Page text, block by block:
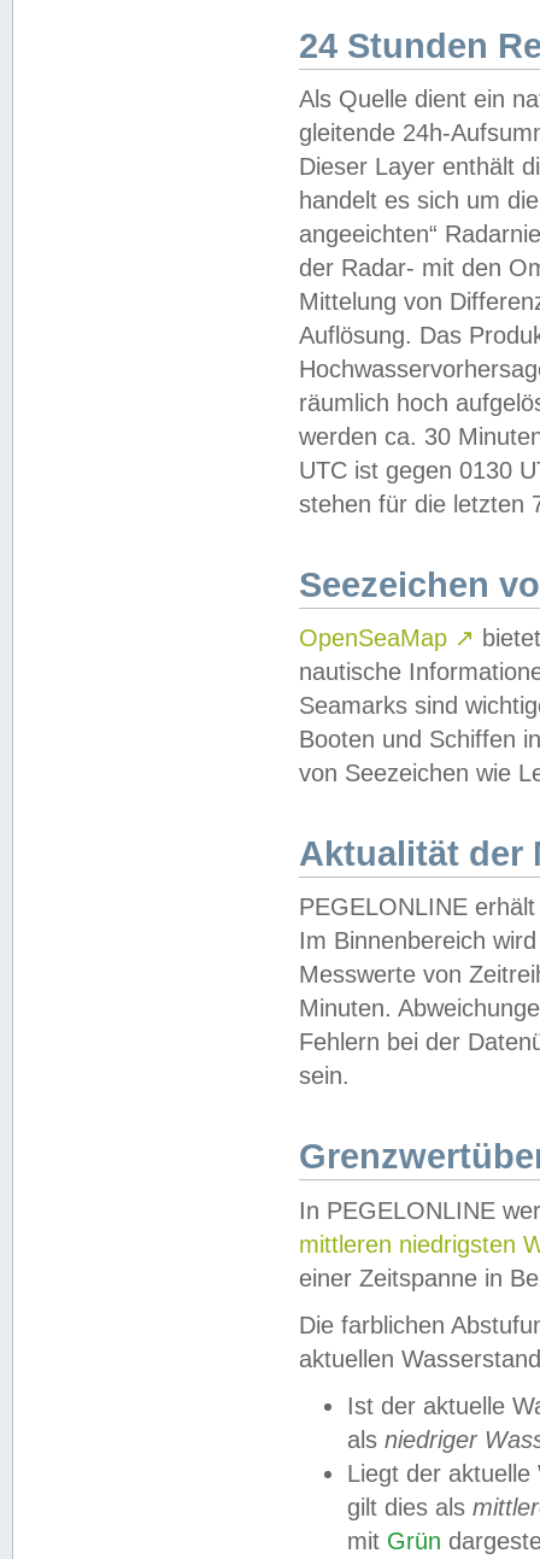
24 Stunden
Als Quelle dient ein
gleitende 24h-
Dieser Layer enthält
handelt es sich um
angeeichten“
der Radar- mit den
Mittelung von
Auflösung. Das
räumlich hoch
werden ca. 30
UTC ist gegen 0130
stehen für die letzten
Seezeichen
OpenSeaMap ↗
nautische
Seamarks sind
Booten und Schiffen
von Seezeichen wie
Aktualität der
PEGELONLINE
Im Binnenbereich
Messwerte von
Minuten.
Fehlern bei der
sein.
In PEGELONLINE
mittleren niedrigsten
einer Zeitspanne in
Die farblichen
aktuellen
Ist der aktuelle
als niedriger
Liegt der
gilt dies als
mit Grün